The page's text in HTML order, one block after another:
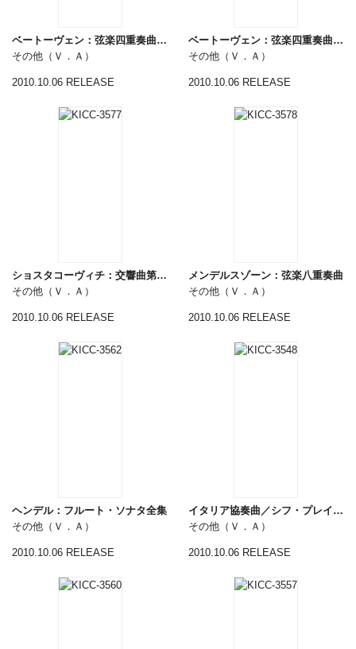
ベートーヴェン：弦楽四重奏曲第６、１５番
その他（Ｖ．Ａ）
2010.10.06 RELEASE
ベートーヴェン：弦楽四重奏曲第４、５、１６番
その他（Ｖ．Ａ）
2010.10.06 RELEASE
ショスタコーヴィチ：交響曲第１番、第６番
その他（Ｖ．Ａ）
2010.10.06 RELEASE
メンデルスゾーン：弦楽八重奏曲
その他（Ｖ．Ａ）
2010.10.06 RELEASE
ヘンデル：フルート・ソナタ全集
その他（Ｖ．Ａ）
2010.10.06 RELEASE
イタリア協奏曲／シフ・プレイズ・バッハ
その他（Ｖ．Ａ）
2010.10.06 RELEASE